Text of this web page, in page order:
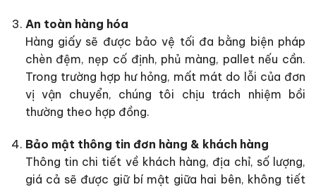
An toàn hàng hóa
Hàng giấy sẽ được bảo vệ tối đa bằng biện pháp
chèn đệm, nẹp cố định, phủ màng, pallet nếu cần.
Trong trường hợp hư hỏng, mất mát do lỗi của đơn
vị vận chuyển, chúng tôi chịu trách nhiệm bồi
thường theo hợp đồng.
Bảo mật thông tin đơn hàng & khách hàng
Thông tin chi tiết về khách hàng, địa chỉ, số lượng,
giá cả sẽ được giữ bí mật giữa hai bên, không tiết